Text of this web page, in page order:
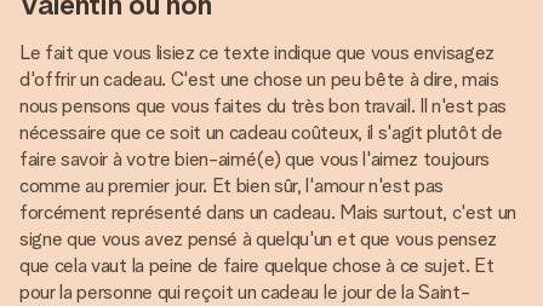
Le fait que vous lisiez ce texte indique que vous envisagez
d'offrir un cadeau. C'est une chose un peu bête à dire, mais
nous pensons que vous faites du très bon travail. Il n'est pas
nécessaire que ce soit un cadeau coûteux, il s'agit plutôt de
faire savoir à votre bien-aimé(e) que vous l'aimez toujours
comme au premier jour. Et bien sûr, l'amour n'est pas
forcément représenté dans un cadeau. Mais surtout, c'est un
signe que vous avez pensé à quelqu'un et que vous pensez
que cela vaut la peine de faire quelque chose à ce sujet. Et
pour la personne qui reçoit un cadeau le jour de la Saint-